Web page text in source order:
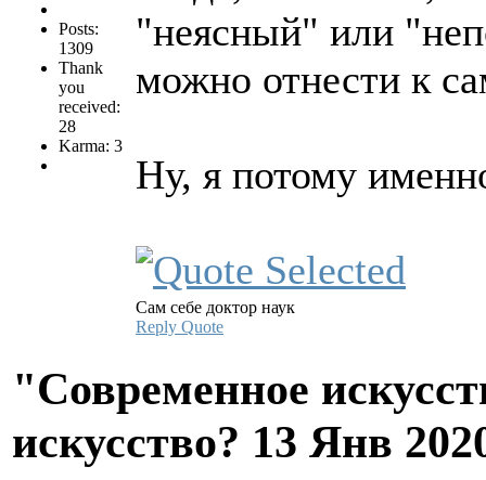
Posts:
1309
Thank
you
received:
28
Karma: 3
"неясный" или
можно отнести к
Ну, я потому
Сам себе доктор наук
Reply Quote
"Современное
искусство? 13 Янв